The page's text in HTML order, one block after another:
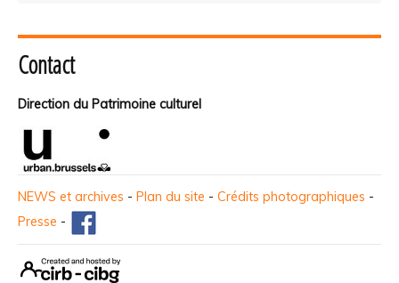
Contact
Direction du Patrimoine culturel
NEWS et archives - Plan du site - Crédits photographiques -
Presse -